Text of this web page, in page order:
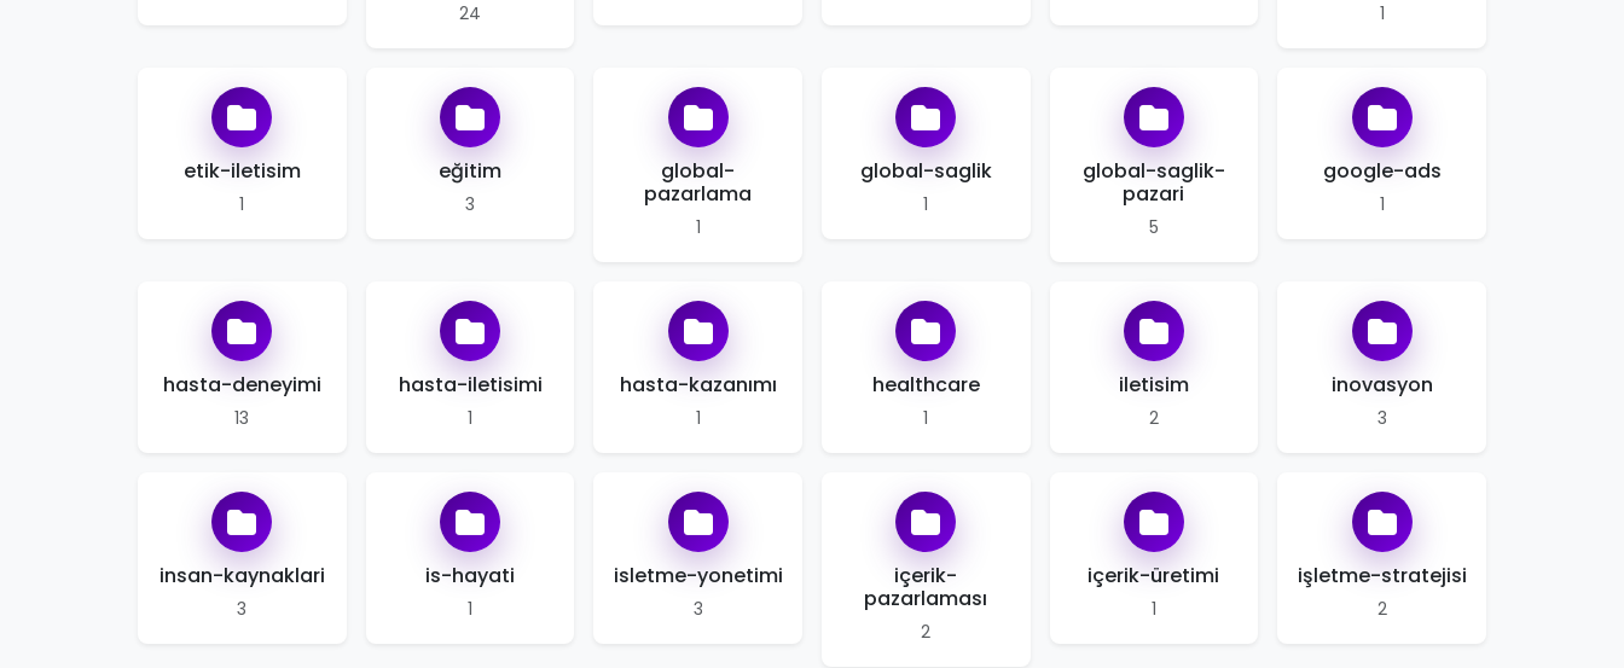
24 1
etik-iletisim
1
eğitim
3
global-
pazarlama
1
global-saglik
1
global-saglik-
pazari
5
google-ads
1
hasta-deneyimi
13
hasta-iletisimi
1
hasta-kazanımı
1
healthcare
1
iletisim
2
inovasyon
3
insan-kaynaklari
3
is-hayati
1
isletme-yonetimi
3
içerik-
pazarlaması
2
içerik-üretimi
1
işletme-stratejisi
2